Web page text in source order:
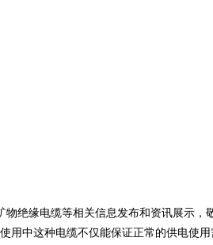
绝缘电缆等相关信息发布和资讯展示，
用中这种电缆不仅能保证正常的供电